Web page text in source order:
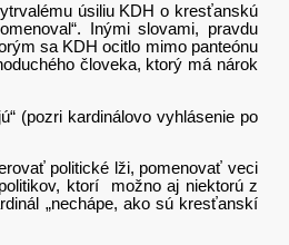
úsiliu KDH o kresťanskú
Inými slovami, pravdu
sa KDH ocitlo mimo panteónu
človeka, ktorý má nárok
(pozri kardinálovo vyhlásenie po
politické lži, pomenovať veci
ktorí možno aj niektorú z
„nechápe, ako sú kresťanskí